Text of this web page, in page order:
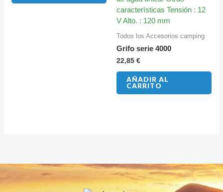
Todos los Accesorios camping
Grifo serie 4000
22,85 €
AÑADIR AL
CARRITO